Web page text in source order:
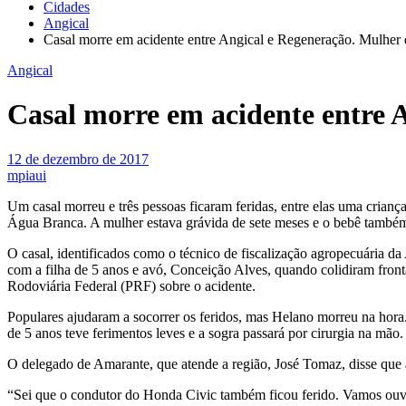
Cidades
Angical
Casal morre em acidente entre Angical e Regeneração. Mulher
Angical
Casal morre em acidente entre
12 de dezembro de 2017
mpiaui
Um casal morreu e três pessoas ficaram feridas, entre elas uma
Água Branca. A mulher estava grávida de sete meses e o bebê
O casal, identificados como o técnico de fiscalização agropecuária
com a filha de 5 anos e avó, Conceição Alves, quando colidiram
Rodoviária Federal (PRF) sobre o acidente.
Populares ajudaram a socorrer os feridos, mas Helano morreu na
de 5 anos teve ferimentos leves e a sogra passará por cirurgia na mão.
O delegado de Amarante, que atende a região, José Tomaz, disse
“Sei que o condutor do Honda Civic também ficou ferido. Vamos